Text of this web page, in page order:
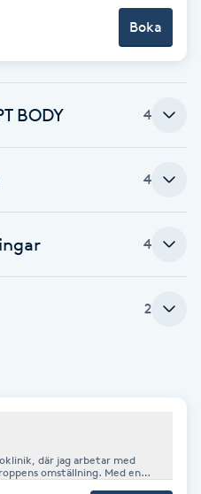
Boka
BODY 4
4
4
2
där jag arbetar med
omställning. Med en